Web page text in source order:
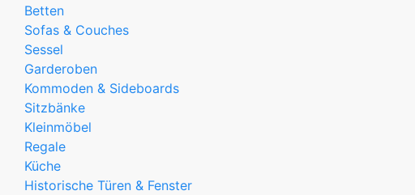
Betten
Sofas & Couches
Sessel
Garderoben
Kommoden & Sideboards
Sitzbänke
Kleinmöbel
Regale
Küche
Historische Türen & Fenster